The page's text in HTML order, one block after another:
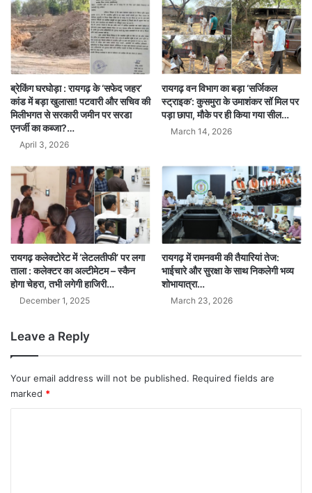
ब्रेकिंग घरघोड़ा : रायगढ़ के ‘सफेद जहर’
कांड में बड़ा खुलासा! पटवारी और सचिव की
मिलीभगत से सरकारी जमीन पर सरडा
एनर्जी का कब्जा?…
April 3, 2026
रायगढ़ वन विभाग का बड़ा ‘सर्जिकल
स्ट्राइक’: कुसमुरा के उमाशंकर सॉ मिल पर
पड़ा छापा, मौके पर ही किया गया सील…
March 14, 2026
रायगढ़ कलेक्टोरेट में ‘लेटलतीफी’ पर लगा
ताला : कलेक्टर का अल्टीमेटम – स्कैन
होगा चेहरा, तभी लगेगी हाजिरी…
December 1, 2025
रायगढ़ में रामनवमी की तैयारियां तेज:
भाईचारे और सुरक्षा के साथ निकलेगी भव्य
शोभायात्रा…
March 23, 2026
Leave a Reply
Your email address will not be published. Required fields are
marked *